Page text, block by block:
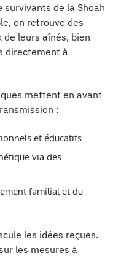
survivants de la Shoah
on retrouve des
leurs aînés, bien
directement à
mettent en avant
:
et éducatifs
via des
familial et du
les idées reçues.
les mesures à